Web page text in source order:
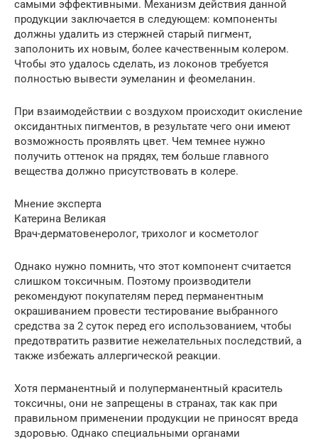
самыми эффективными. Механизм действия данной
продукции заключается в следующем: компоненты
должны удалить из стержней старый пигмент,
заполонить их новым, более качественным колером.
Чтобы это удалось сделать, из локонов требуется
полностью вывести эумеланин и феомеланин.
При взаимодействии с воздухом происходит окисление
оксидантных пигментов, в результате чего они имеют
возможность проявлять цвет. Чем темнее нужно
получить оттенок на прядях, тем больше главного
вещества должно присутствовать в колере.
Мнение эксперта
Катерина Великая
Врач-дерматовенеролог, трихолог и косметолог
Однако нужно помнить, что этот компонент считается
слишком токсичным. Поэтому производители
рекомендуют покупателям перед перманентным
окрашиванием провести тестирование выбранного
средства за 2 суток перед его использованием, чтобы
предотвратить развитие нежелательных последствий, а
также избежать аллергической реакции.
Хотя перманентный и полуперманентный краситель
токсичны, они не запрещены в странах, так как при
правильном применении продукции не приносят вреда
здоровью. Однако специальными органами